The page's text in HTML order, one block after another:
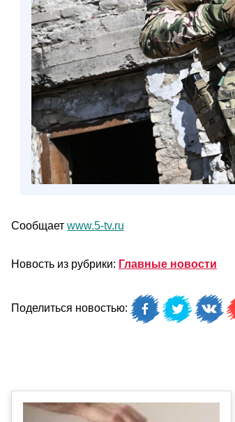
Сообщает www.5-tv.ru
Новость из рубрики: Главные новости
Поделиться новостью: